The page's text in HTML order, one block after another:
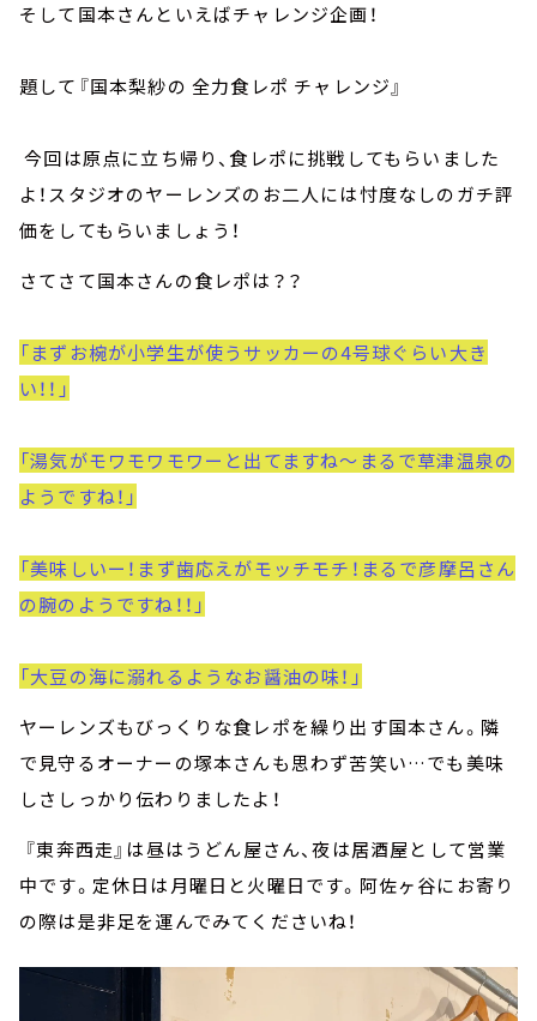
そして国本さんといえばチャレンジ企画！
題して『国本梨紗の 全力食レポ チャレンジ』
今回は原点に立ち帰り、食レポに挑戦してもらいました
よ！スタジオのヤーレンズのお二人には忖度なしのガチ評
価をしてもらいましょう！
さてさて国本さんの食レポは？？
「まずお椀が小学生が使うサッカーの4号球ぐらい大き
い！！」
「湯気がモワモワモワーと出てますね～まるで草津温泉の
ようですね！」
「美味しいー！まず歯応えがモッチモチ！まるで彦摩呂さん
の腕のようですね！！」
「大豆の海に溺れるようなお醤油の味！」
ヤーレンズもびっくりな食レポを繰り出す国本さん。隣
で見守るオーナーの塚本さんも思わず苦笑い…でも美味
しさしっかり伝わりましたよ！
『東奔西走』は昼はうどん屋さん、夜は居酒屋として営業
中です。定休日は月曜日と火曜日です。阿佐ヶ谷にお寄り
の際は是非足を運んでみてくださいね！